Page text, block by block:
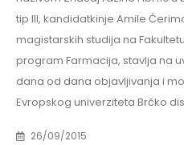
tip III, kandidatkinje Amile
magistarskih studija na
program Farmacija, stavlja na
dana od dana objavljivanja i
Evropskog univerziteta Brčko
26/09/2015